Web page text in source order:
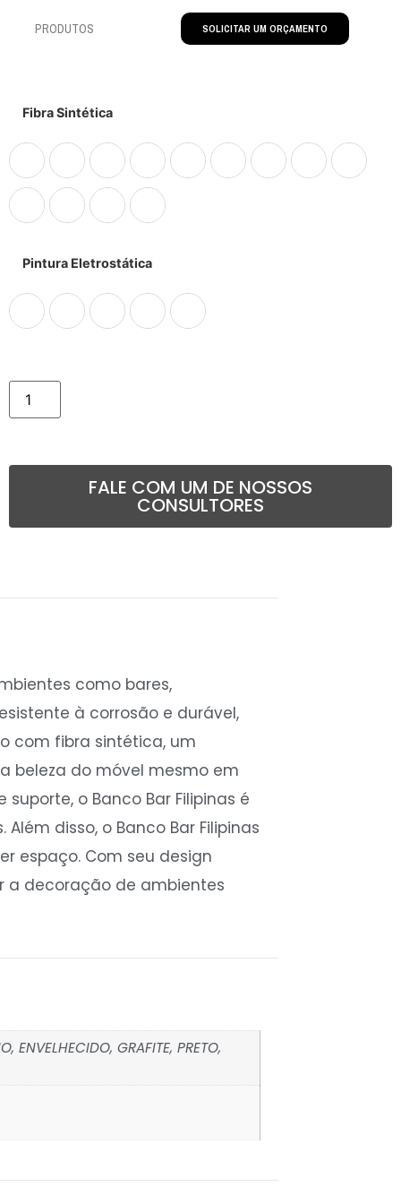
PRODUTOS SOLICITAR UM ORÇAMENTO
Fibra Sintética
Pintura Eletrostática
FALE COM UM DE NOSSOS
CONSULTORES
como bares,
à corrosão e durável,
com fibra sintética, um
beleza do móvel mesmo em
o Banco Bar Filipinas é
disso, o Banco Bar Filipinas
espaço. Com seu design
a decoração de ambientes
ENVELHECIDO, GRAFITE, PRETO,